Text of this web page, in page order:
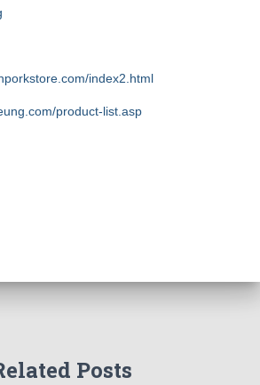
index2.html
product-list.asp
Posts